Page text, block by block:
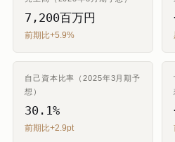
7,200百万円
前期比+5.9%
自己資本比率（2025年3月期予
想）
30.1%
前期比+2.9pt